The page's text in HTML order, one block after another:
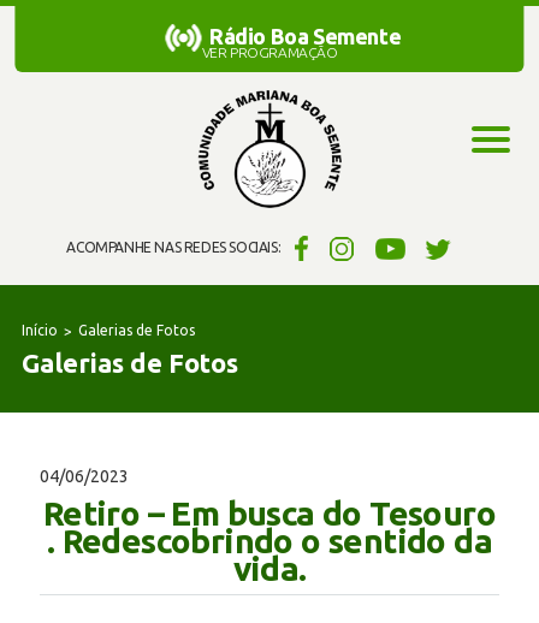
ACOMPANHE NAS REDES SOCIAIS:
Rádio Boa Semente
Rádio Boa Semente
VER PROGRAMAÇÃO
Início Galerias de Fotos
Galerias de Fotos
04/06/2023
Retiro – Em busca do Tesouro
. Redescobrindo o sentido da
vida.